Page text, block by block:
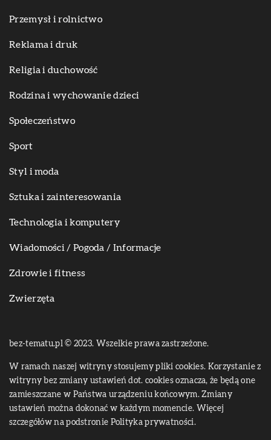
Przemysł i rolnictwo
Reklama i druk
Religia i duchowość
Rodzina i wychowanie dzieci
Społeczeństwo
Sport
Styl i moda
Sztuka i zainteresowania
Technologia i komputery
Wiadomości / Pogoda / Informacje
Zdrowie i fitness
Zwierzęta
bez-tematu.pl © 2023. Wszelkie prawa zastrzeżone.
W ramach naszej witryny stosujemy pliki cookies. Korzystanie z
witryny bez zmiany ustawień dot. cookies oznacza, że będą one
zamieszczane w Państwa urządzeniu końcowym. Zmiany
ustawień można dokonać w każdym momencie. Więcej
szczegółów na podstronie Polityka prywatności.